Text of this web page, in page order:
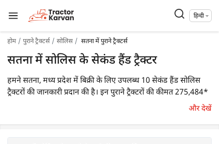
हिन्दी
होम पुराने ट्रैक्टर्स सोलिस सतना में पुराने ट्रैक्टर्स
सतना में सोलिस के सेकंड हैंड ट्रैक्टर
हमने सतना, मध्य प्रदेश में बिक्री के लिए उपलब्ध 10 सेकंड हैंड सोलिस
ट्रैक्टरों की जानकारी प्रदान की है। इन पुराने ट्रैक्टरों की कीमत 275,484*
रुपये से शुरू होती है। आप कीमत, एचपी एवं देख वर्ष जैसे प्रासंगिक
चयन कर जानकारी प्राप्त कर सकते हैं।
और देखें